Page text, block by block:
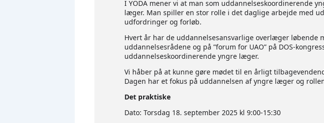
I YODA mener vi at man som uddannelseskoordinerende
læger. Man spiller en stor rolle i det daglige arbejde med
udfordringer og forløb.
Hvert år har de uddannelsesansvarlige overlæger
uddannelsesrådene og på ”forum for UAO” på DOS-
uddannelseskoordinerende yngre læger.
Vi håber på at kunne gøre mødet til en årligt
Dagen har et fokus på uddannelsen af yngre læger og rollen
Det praktiske
Dato: Torsdag 18. september 2025 kl 9:00-15:30